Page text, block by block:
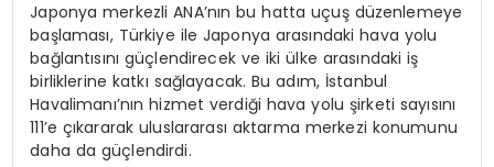
Japonya merkezli ANA’nın bu hatta uçuş düzenlemeye
başlaması, Türkiye ile Japonya arasındaki hava yolu
bağlantısını güçlendirecek ve iki ülke arasındaki iş
birliklerine katkı sağlayacak. Bu adım, İstanbul
Havalimanı’nın hizmet verdiği hava yolu şirketi sayısını
111’e çıkararak uluslararası aktarma merkezi konumunu
daha da güçlendirdi.